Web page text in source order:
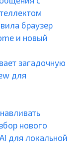
браузер
и новый
загадочную
для
нового
для локальной